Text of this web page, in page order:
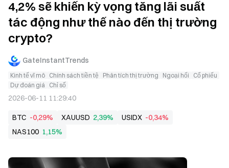
4,2% sẽ khiến kỳ vọng tăng lãi suất
tác động như thế nào đến thị trường
crypto?
GateInstantTrends
Kinh tế vĩ mô Chính sách tiền tệ Phân tích thị trường Ngoại hối
Cổ phiếu
Dự đoán giá
Chỉ số
2026-06-11 11:29:40
BTC -0,29% XAUUSD 2,39% USIDX -0,34%
NAS100 1,15%